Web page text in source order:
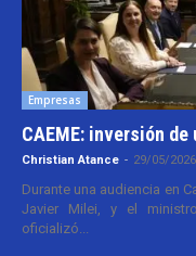
Empresas
CAEME: inversión
Christian Atance - 29/05/
Durante una audiencia en
Javier Milei, y el
oficializó...